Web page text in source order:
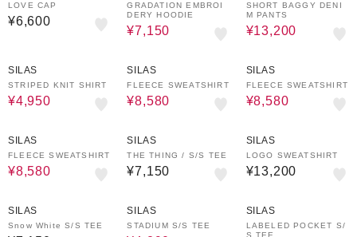
LOVE CAP
¥6,600
GRADATION EMBROI
DERY HOODIE
¥7,150
SHORT BAGGY DENI
M PANTS
¥13,200
SILAS
STRIPED KNIT SHIRT
¥4,950
SILAS
FLEECE SWEATSHIRT
¥8,580
SILAS
FLEECE SWEATSHIRT
¥8,580
SILAS
FLEECE SWEATSHIRT
¥8,580
SILAS
THE THING / S/S TEE
¥7,150
SILAS
LOGO SWEATSHIRT
¥13,200
SILAS
Snow White S/S TEE
SILAS
STADIUM S/S TEE
SILAS
LABELED POCKET S/
S TEE